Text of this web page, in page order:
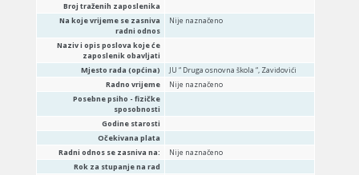
Broj traženih zaposlenika
Na koje vrijeme se zasniva
radni odnos
Nije naznačeno
Naziv i opis poslova koje će
zaposlenik obavljati
Mjesto rada (općina)
JU “ Druga osnovna škola “, Zavidovići
Radno vrijeme
Nije naznačeno
Posebne psiho - fizičke
sposobnosti
Godine starosti
Očekivana plata
Radni odnos se zasniva na:
Nije naznačeno
Rok za stupanje na rad